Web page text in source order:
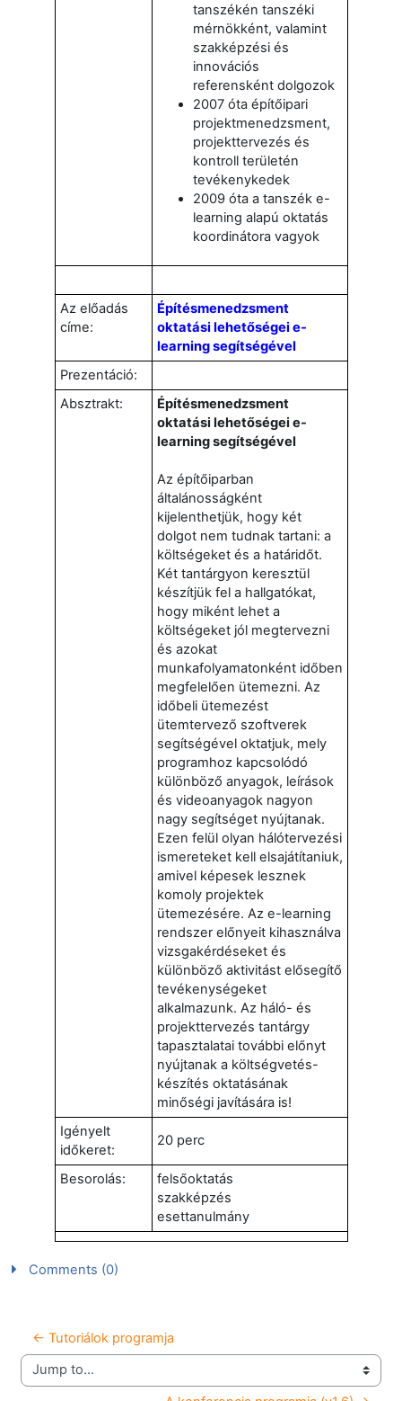
tanszékén tanszéki
mérnökként, valamint
szakképzési és
innovációs
referensként dolgozok
2007 óta építőipari
projektmenedzsment,
projekttervezés és
kontroll területén
tevékenykedek
2009 óta a tanszék e-
learning alapú oktatás
koordinátora vagyok
Az előadás
címe:
Építésmenedzsment
oktatási lehetőségei e-
learning segítségével
Prezentáció:
Absztrakt:
Építésmenedzsment
oktatási lehetőségei e-
learning segítségével
Az építőiparban
általánosságként
kijelenthetjük, hogy két
dolgot nem tudnak tartani: a
költségeket és a határidőt.
Két tantárgyon keresztül
készítjük fel a hallgatókat,
hogy miként lehet a
költségeket jól megtervezni
és azokat
munkafolyamatonként időben
megfelelően ütemezni. Az
időbeli ütemezést
ütemtervező szoftverek
segítségével oktatjuk, mely
programhoz kapcsolódó
különböző anyagok, leírások
és videoanyagok nagyon
nagy segítséget nyújtanak.
Ezen felül olyan hálótervezési
ismereteket kell elsajátítaniuk,
amivel képesek lesznek
komoly projektek
ütemezésére. Az e-learning
rendszer előnyeit kihasználva
vizsgakérdéseket és
különböző aktivitást elősegítő
tevékenységeket
alkalmazunk. Az háló- és
projekttervezés tantárgy
tapasztalatai további előnyt
nyújtanak a költségvetés-
készítés oktatásának
minőségi javítására is!
Igényelt
időkeret:
20 perc
Besorolás:
felsőoktatás
szakképzés
esettanulmány
Comments (0)
← Tutoriálok programja
Jump to...